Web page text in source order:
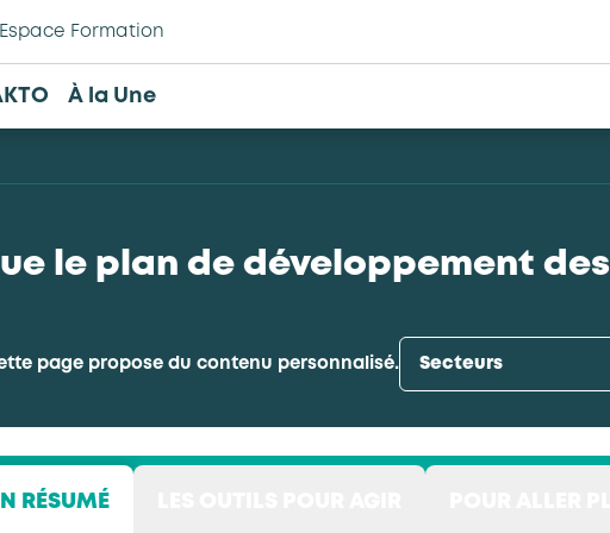
Espace Formation
À la Une
le plan de développement des
page propose du contenu personnalisé. Secteurs
RÉSUMÉ